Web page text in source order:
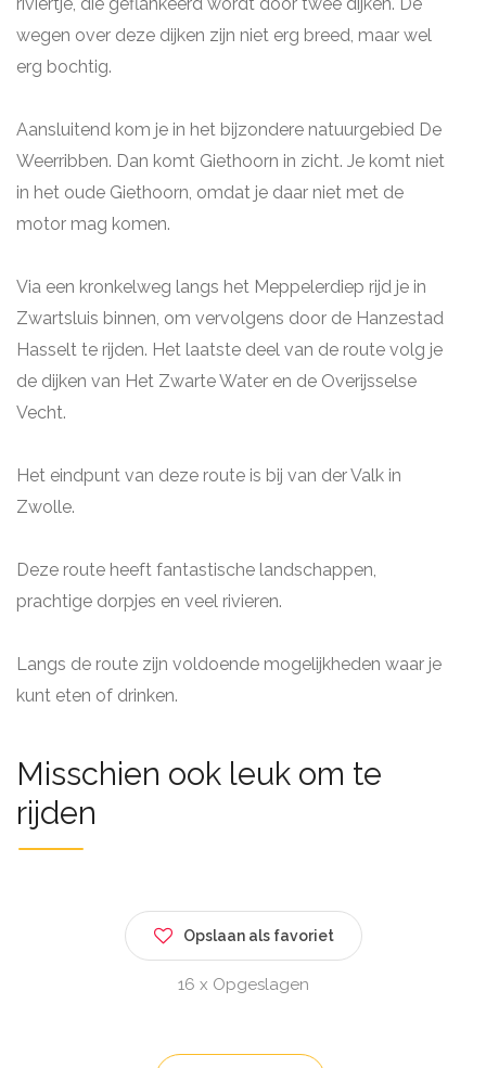
wegen over deze dijken zijn niet erg breed, maar wel
erg bochtig.
Aansluitend kom je in het bijzondere natuurgebied De
Weerribben. Dan komt Giethoorn in zicht. Je komt niet
in het oude Giethoorn, omdat je daar niet met de
motor mag komen.
Via een kronkelweg langs het Meppelerdiep rijd je in
Zwartsluis binnen, om vervolgens door de Hanzestad
Hasselt te rijden. Het laatste deel van de route volg je
de dijken van Het Zwarte Water en de Overijsselse
Vecht.
Het eindpunt van deze route is bij van der Valk in
Zwolle.
Deze route heeft fantastische landschappen,
prachtige dorpjes en veel rivieren.
Langs de route zijn voldoende mogelijkheden waar je
kunt eten of drinken.
Misschien ook leuk om te
rijden
Opslaan als favoriet
16 x Opgeslagen